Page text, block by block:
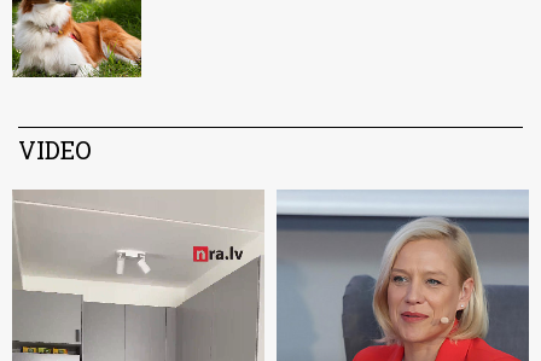
VIDEO